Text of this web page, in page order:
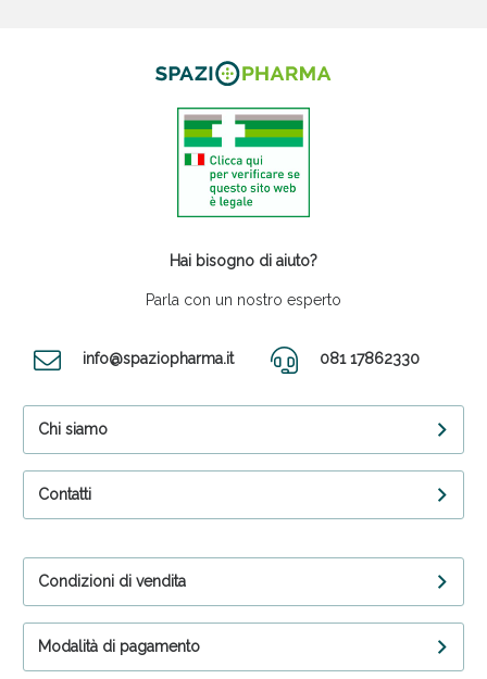
Hai bisogno di aiuto?
Parla con un nostro esperto
info@spaziopharma.it 081 17862330
Chi siamo
Contatti
Condizioni di vendita
Modalità di pagamento